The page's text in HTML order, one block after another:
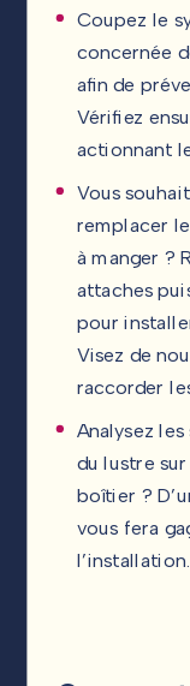
Coupez le
concernée
afin de
Vérifiez
actionnant
Vous
remplacer
à manger ?
attaches
pour
Visez de
raccorder
Analysez
du lustre
boîtier ?
vous fera
l’installation.